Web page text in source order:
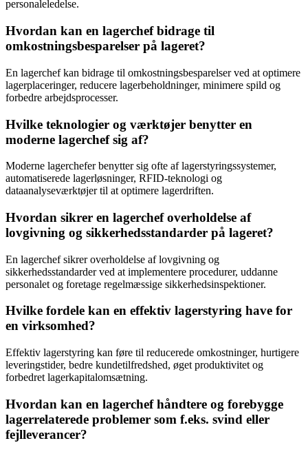
personaleledelse.
Hvordan kan en lagerchef bidrage til
omkostningsbesparelser på lageret?
En lagerchef kan bidrage til omkostningsbesparelser ved at optimere
lagerplaceringer, reducere lagerbeholdninger, minimere spild og
forbedre arbejdsprocesser.
Hvilke teknologier og værktøjer benytter en
moderne lagerchef sig af?
Moderne lagerchefer benytter sig ofte af lagerstyringssystemer,
automatiserede lagerløsninger, RFID-teknologi og
dataanalyseværktøjer til at optimere lagerdriften.
Hvordan sikrer en lagerchef overholdelse af
lovgivning og sikkerhedsstandarder på lageret?
En lagerchef sikrer overholdelse af lovgivning og
sikkerhedsstandarder ved at implementere procedurer, uddanne
personalet og foretage regelmæssige sikkerhedsinspektioner.
Hvilke fordele kan en effektiv lagerstyring have for
en virksomhed?
Effektiv lagerstyring kan føre til reducerede omkostninger, hurtigere
leveringstider, bedre kundetilfredshed, øget produktivitet og
forbedret lagerkapitalomsætning.
Hvordan kan en lagerchef håndtere og forebygge
lagerrelaterede problemer som f.eks. svind eller
fejlleverancer?